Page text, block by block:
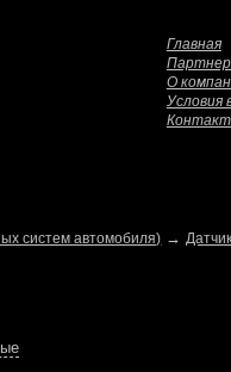
Главная
О
Условия
систем автомобиля) →